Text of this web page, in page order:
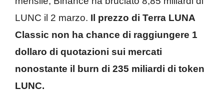
LUNC il 2 marzo. Il prezzo di Terra LUNA
Classic non ha chance di raggiungere 1
dollaro di quotazioni sui mercati
nonostante il burn di 235 miliardi di token
LUNC.